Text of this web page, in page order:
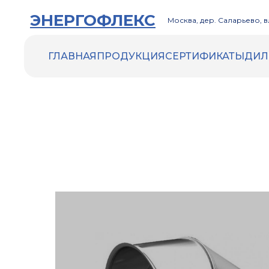
ЭНЕРГОФЛЕКС Москва, дер. Саларьево,
ГЛАВНАЯ ПРОДУКЦИЯСЕРТИФИКАТЫ
ДРУГИЕ ТОВАРЫ